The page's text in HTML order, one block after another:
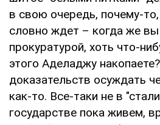
в свою очередь, почему-
словно ждет – когда же
прокуратурой, хоть что-
этого Аделаджу
доказательств осуждать
как-то. Все-таки не в
государстве пока живем,